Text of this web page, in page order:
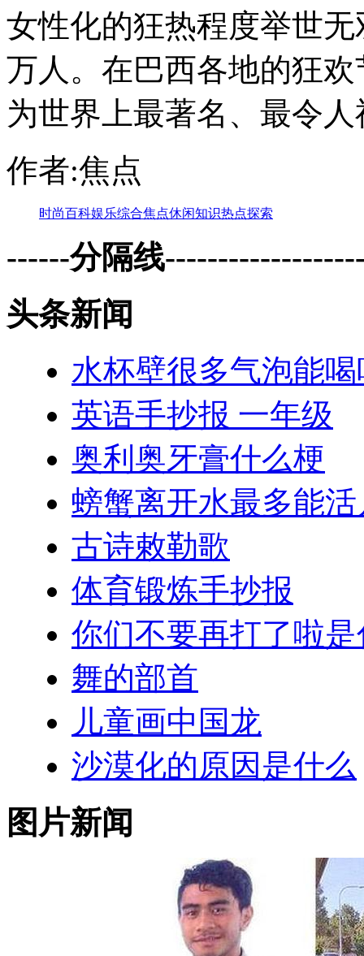
女性化的狂热程度举世
万人。在巴西各地的狂
为世界上最著名、最令
作者:焦点
时尚百科娱乐综合焦点休闲知识热点探索
------分隔线
头条新闻
水杯壁很多气泡能喝
英语手抄报 一年级
奥利奥牙膏什么梗
螃蟹离开水最多能
古诗敕勒歌
体育锻炼手抄报
你们不要再打了啦
舞的部首
儿童画中国龙
沙漠化的原因是什么
图片新闻